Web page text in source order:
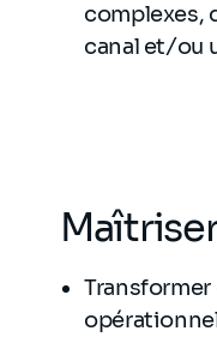
complexes,
canal et/ou